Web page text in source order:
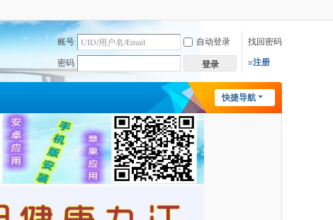
账号 自动登录
找回密码
密码
登录 =注册
快捷导航